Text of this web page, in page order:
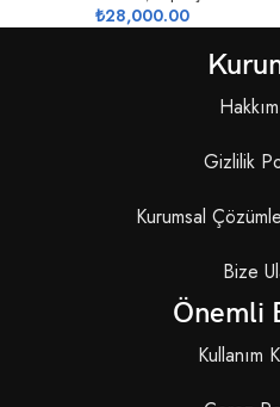
₺28,000.00
Gizlilik
Kurumsal
Bize
Önemli
Kullanım